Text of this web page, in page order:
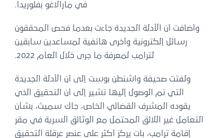
في مارالاغو بفلوريدا.
وأضافت أن الأدلة الجديدة جاءت بعدما فحص المحققون
رسائل إلكترونية وأخرى هاتفية لمساعدين سابقين
لترامب لمعرفة ما جرى خلال العام 2022.
ولفتت صحيفة واشنطن بوست إلى أن الأدلة الجديدة
التي تم الوصول إليها تشير إلى أن التحقيق الذي
يقوده المشرف القضائي الخاص، جاك سميث، بشأن
التعامل غير اللائق المحتمل مع الوثائق السرية في مقر
إقامة ترامب، بات يركز أكثر على عنصر عرقلة التحقيق